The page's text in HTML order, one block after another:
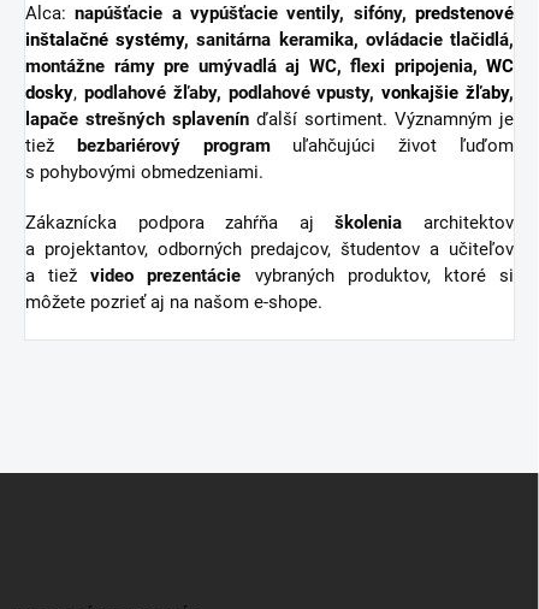
Alca:napúšťacie a vypúšťacie ventily, sifóny,predstenové
inštalačné systémy, sanitárna keramika, ovládacie tlačidlá,
montážne rámy pre umývadlá aj WC, flexi pripojenia, WC
dosky, podlahové žľaby, podlahové vpusty,vonkajšie žľaby,
lapače strešných splavenín ďalší sortiment. Významným je
tiež
bezbariérový programuľahčujúci život ľuďom
s pohybovými obmedzeniami.
Zákaznícka podpora zahŕňa ajškolenia architektov
a projektantov, odborných predajcov, študentov a učiteľov
a tiežvideo prezentácie vybraných produktov, ktoré si
môžete pozrieť aj na našom e-shope.